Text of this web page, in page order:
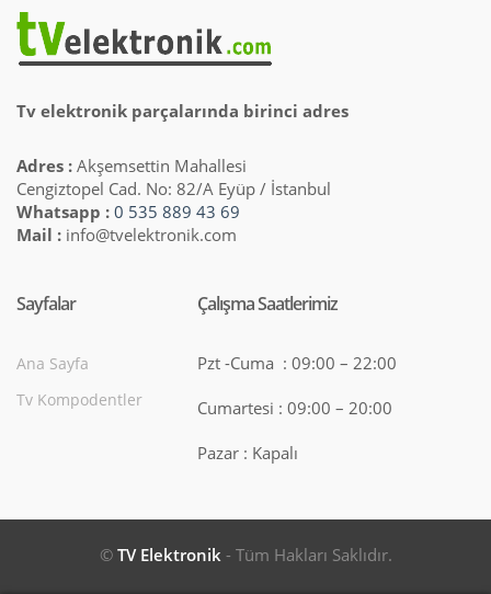
Tv elektronik parçalarında birinci adres
Adres : Akşemsettin Mahallesi
Cengiztopel Cad. No: 82/A Eyüp / İstanbul
Whatsapp : 0 535 889 43 69
Mail : info@tvelektronik.com
Sayfalar
Ana Sayfa
Tv Kompodentler
Çalışma Saatlerimiz
Pzt -Cuma : 09:00 – 22:00
Cumartesi : 09:00 – 20:00
Pazar : Kapalı
© TV Elektronik- Tüm Hakları Saklıdır.